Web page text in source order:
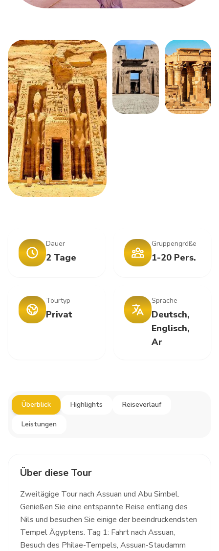
Dauer
2 Tage
Gruppengröße
1-20 Pers.
Tourtyp
Privat
Sprache
Deutsch,
Englisch,
Ar
Überblick Highlights Reiseverlauf
Leistungen
Über diese Tour
Zweitägige Tour nach Assuan und Abu Simbel.
Genießen Sie eine entspannte Reise entlang des
Nils und besuchen Sie einige der beeindruckendsten
Tempel Ägyptens. Tag 1: Fahrt nach Assuan,
Besuch des Philae-Tempels, Assuan-Staudamm